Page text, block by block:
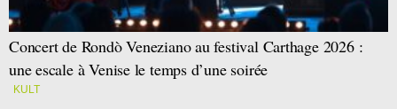
Concert de Rondò Veneziano au festival Carthage 2026 :
une escale à Venise le temps d’une soirée
KULT